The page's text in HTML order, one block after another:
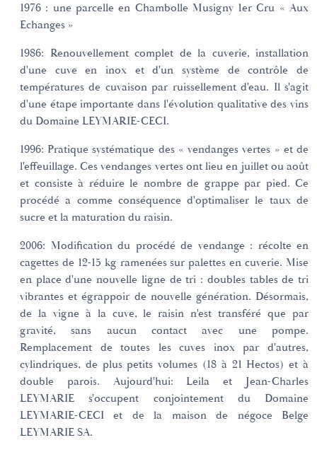
1976 : une parcelle en Chambolle Musigny 1er Cru « Aux
Echanges »
1986: Renouvellement complet de la cuverie, installation
d'une cuve en inox et d'un système de contrôle de
températures de cuvaison par ruissellement d'eau. Il s'agit
d'une étape importante dans l'évolution qualitative des vins
du Domaine LEYMARIE-CECI.
1996: Pratique systématique des « vendanges vertes » et de
l'effeuillage. Ces vendanges vertes ont lieu en juillet ou août
et consiste à réduire le nombre de grappe par pied. Ce
procédé a comme conséquence d'optimaliser le taux de
sucre et la maturation du raisin.
2006: Modification du procédé de vendange : récolte en
cagettes de 12-15 kg ramenées sur palettes en cuverie. Mise
en place d'une nouvelle ligne de tri : doubles tables de tri
vibrantes et égrappoir de nouvelle génération. Désormais,
de la vigne à la cuve, le raisin n'est transféré que par
gravité, sans aucun contact avec une pompe.
Remplacement de toutes les cuves inox par d'autres,
cylindriques, de plus petits volumes (18 à 21 Hectos) et à
double parois. Aujourd'hui: Leila et Jean-Charles
LEYMARIE s'occupent conjointement du Domaine
LEYMARIE-CECI et de la maison de négoce Belge
LEYMARIE SA.